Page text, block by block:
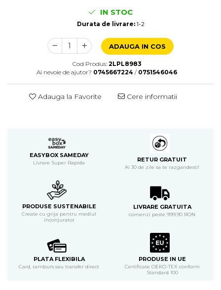
IN STOC
Durata de livrare:1-2
ADAUGA IN COS
Cod Produs: 2LPL8983
Ai nevoie de ajutor? 0745667224 / 0751546046
Adauga la Favorite Cere informatii
EASYBOX SAMEDAY
Livrare Super Rapida RETUR GRATUIT
Ai 30 de zile sa te razgandesti!
PRODUSE SUSTENABILE
Create cu grija pentru mediul
inconjurator
LIVRARE GRATUITA
comenzi peste 999.90 RON
PLATA FLEXIBILA
Card, ramburs sau transfer direct
PRODUSE IN UE
Certificate OEKO-TEX conform
Standard 100